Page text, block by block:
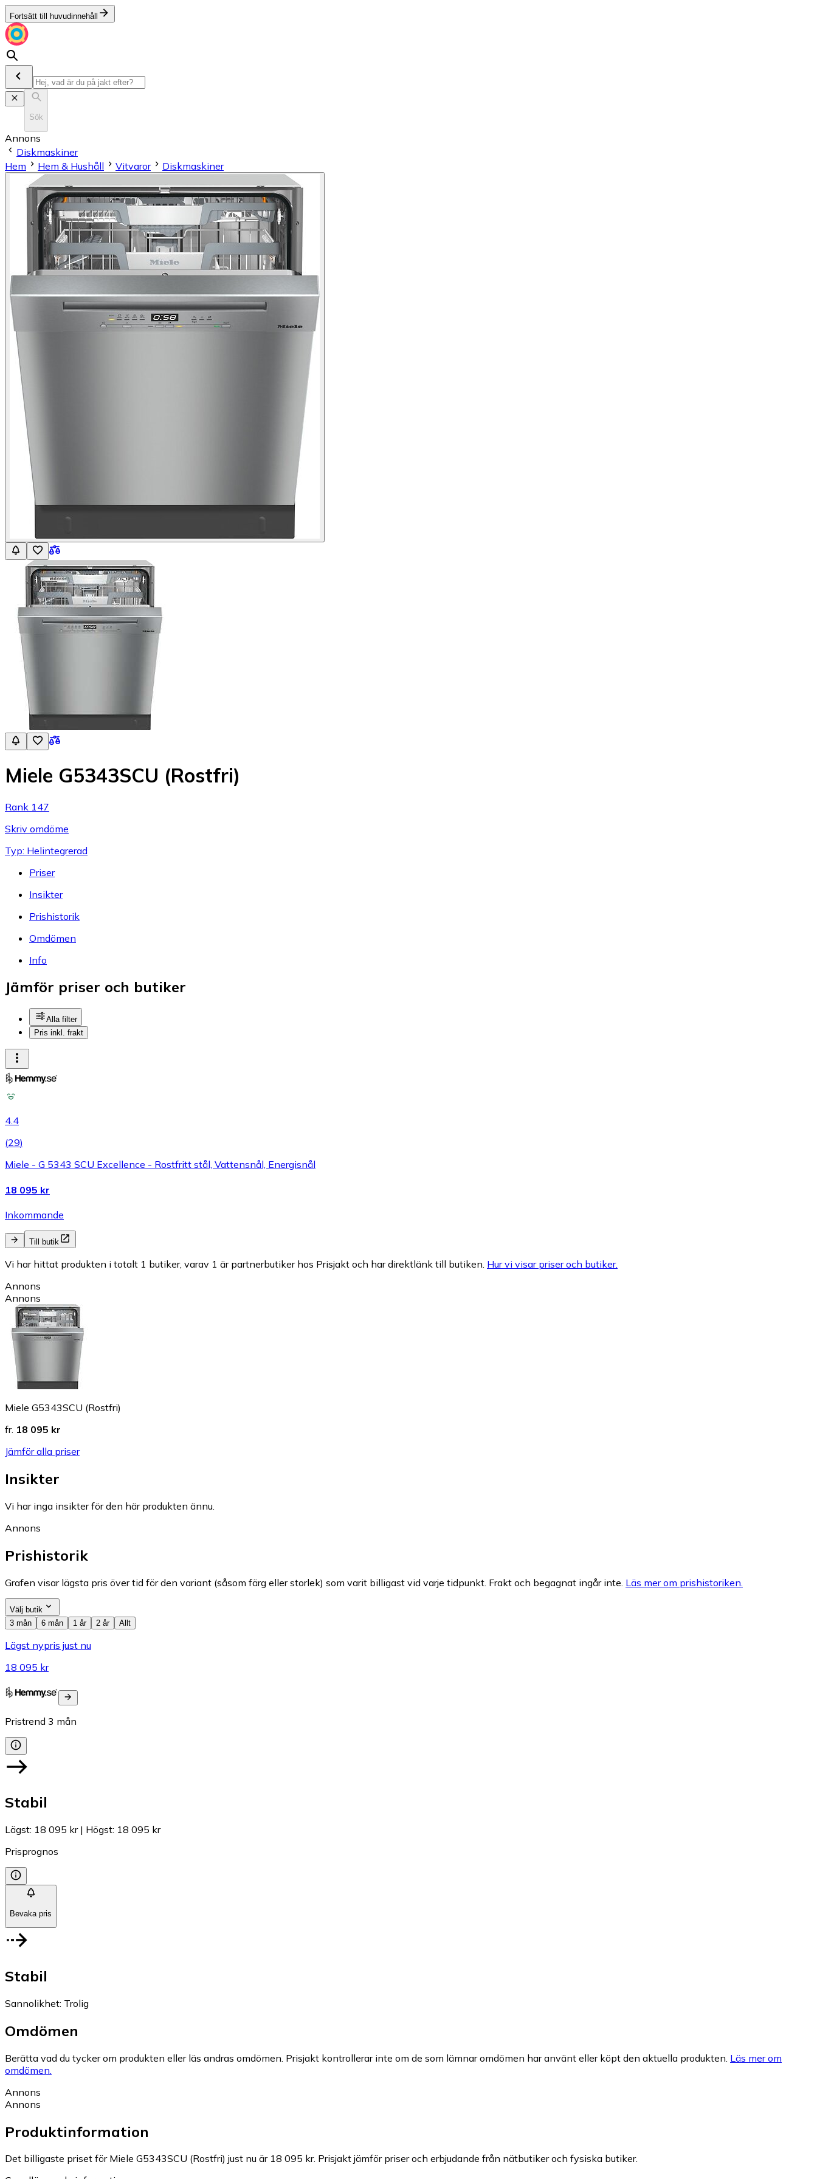
Fortsätt till huvudinnehåll
Sök
Annons
Diskmaskiner
Hem
Hem & Hushåll Vitvaror Diskmaskiner
Miele G5343SCU (Rostfri)
Rank 147
Skriv omdöme
Typ: Helintegrerad
Priser
Insikter
Prishistorik
Omdömen
Info
Jämför priser och butiker
Alla filter
Pris inkl. frakt
4.4
(29)
Miele - G 5343 SCU Excellence - Rostfritt stål, Vattensnål, Energisnål
18 095 kr
Inkommande
Till butik
Vi har hittat produkten i totalt 1 butiker, varav 1 är partnerbutiker hos Prisjakt och har direktlänk till butiken. Hur vi visar priser och butiker.
Annons
Annons
Miele G5343SCU (Rostfri)
fr. 18 095 kr
Jämför alla priser
Insikter
Vi har inga insikter för den här produkten ännu.
Annons
Prishistorik
Grafen visar lägsta pris över tid för den variant (såsom färg eller storlek) som varit billigast vid varje tidpunkt. Frakt och begagnat ingår inte. Läs mer om prishistoriken.
Välj butik
3 mån
6 mån 1 år 2 år Allt
Lägst nypris just nu
18 095 kr
Pristrend 3 mån
Stabil
Lägst: 18 095 kr| Högst: 18 095 kr
Prisprognos
Bevaka pris
Stabil
Sannolikhet: Trolig
Omdömen
Berätta vad du tycker om produkten eller läs andras omdömen. Prisjakt kontrollerar inte om de som lämnar omdömen har använt eller köpt den aktuella produkten. Läs mer om
omdömen.
Annons
Annons
Produktinformation
Det billigaste priset för Miele G5343SCU (Rostfri) just nu är 18 095 kr. Prisjakt jämför priser och erbjudande från nätbutiker och fysiska butiker.